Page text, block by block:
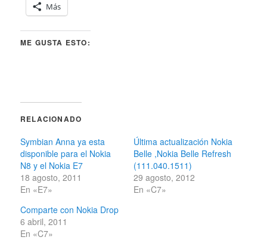
Más
ME GUSTA ESTO:
RELACIONADO
Symbian Anna ya esta
disponible para el Nokia
N8 y el Nokia E7
18 agosto, 2011
En «E7»
Última actualización Nokia
Belle ,Nokia Belle Refresh
(111.040.1511)
29 agosto, 2012
En «C7»
Comparte con Nokia Drop
6 abril, 2011
En «C7»